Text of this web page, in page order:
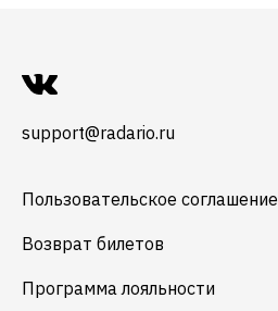
support@radario.ru
Пользовательское соглашение
Возврат билетов
Программа лояльности